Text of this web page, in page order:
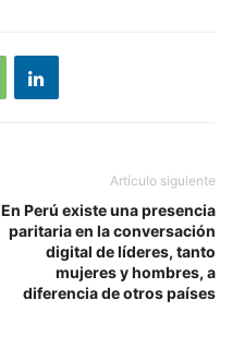
Artículo siguiente
En Perú existe una presencia
paritaria en la conversación
digital de líderes, tanto
mujeres y hombres, a
diferencia de otros países